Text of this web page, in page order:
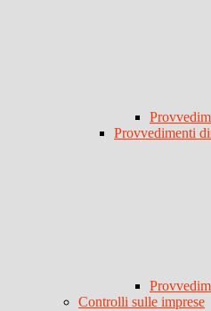
Provvedimenti
Controlli sulle imprese